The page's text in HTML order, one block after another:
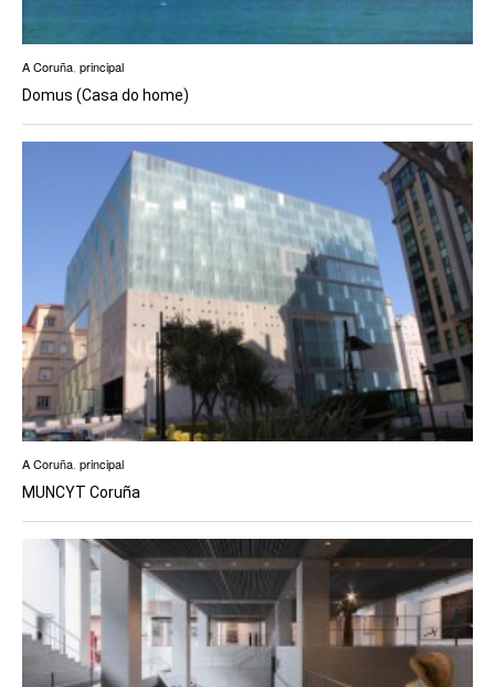
A Coruña principal
Domus (Casa do home)
A Coruña principal
MUNCYT Coruña